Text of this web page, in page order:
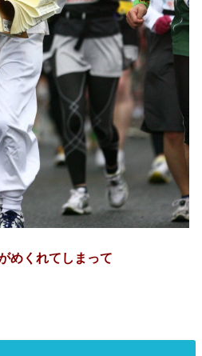
めくれてしまって